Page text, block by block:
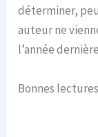
déterminer,
auteur ne
l’année
Bonnes